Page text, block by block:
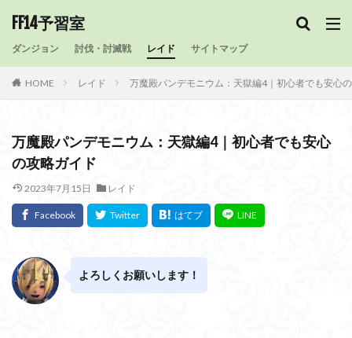
FF14予習室
ダンジョン 討伐・討滅戦 レイド サイトマップ
HOME レイド 万魔殿パンデモニウム：天獄編4｜初心者でも安心
万魔殿パンデモニウム：天獄編4｜初心者でも安心
の攻略ガイド
2023年7月15日 レイド
よろしくお願いします！